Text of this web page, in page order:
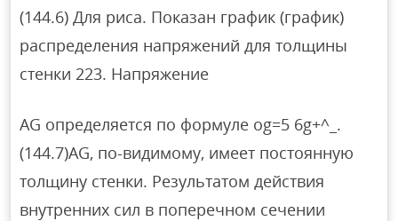
(144.6) Для риса. Показан график (график)
распределения напряжений для толщины
стенки 223. Напряжение
AG определяется по формуле og=5 6g+^_.
(144.7)AG, по-видимому, имеет постоянную
толщину стенки. Результатом действия
внутренних сил в поперечном сечении